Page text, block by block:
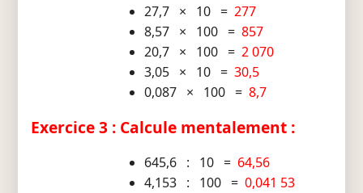
27,7 × 10 =277
8,57 × 100 =857
20,7 × 100 =2 070
3,05 × 10 =30,5
0,087 × 100 =8,7
Exercice 3 : Calcule mentalement :
645,6 : 10 = 64,56
4,153 : 100 =0,041 53